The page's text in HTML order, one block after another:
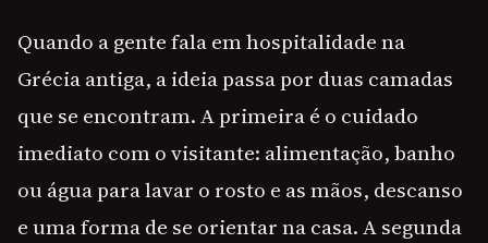
Quando a gente fala em hospitalidade na
Grécia antiga, a ideia passa por duas camadas
que se encontram. A primeira é o cuidado
imediato com o visitante: alimentação, banho
ou água para lavar o rosto e as mãos, descanso
e uma forma de se orientar na casa. A segunda